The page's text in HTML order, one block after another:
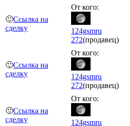
🙂Ссылка на
сделку
От кого:
124gsmru
272(продавец)
🙂Ссылка на
сделку
От кого:
124gsmru
272(продавец)
🙂Ссылка на
сделку
От кого:
124gsmru